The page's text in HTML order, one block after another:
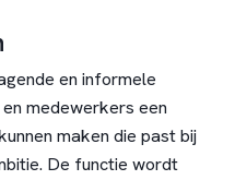
en informele
medewerkers een
maken die past bij
De functie wordt